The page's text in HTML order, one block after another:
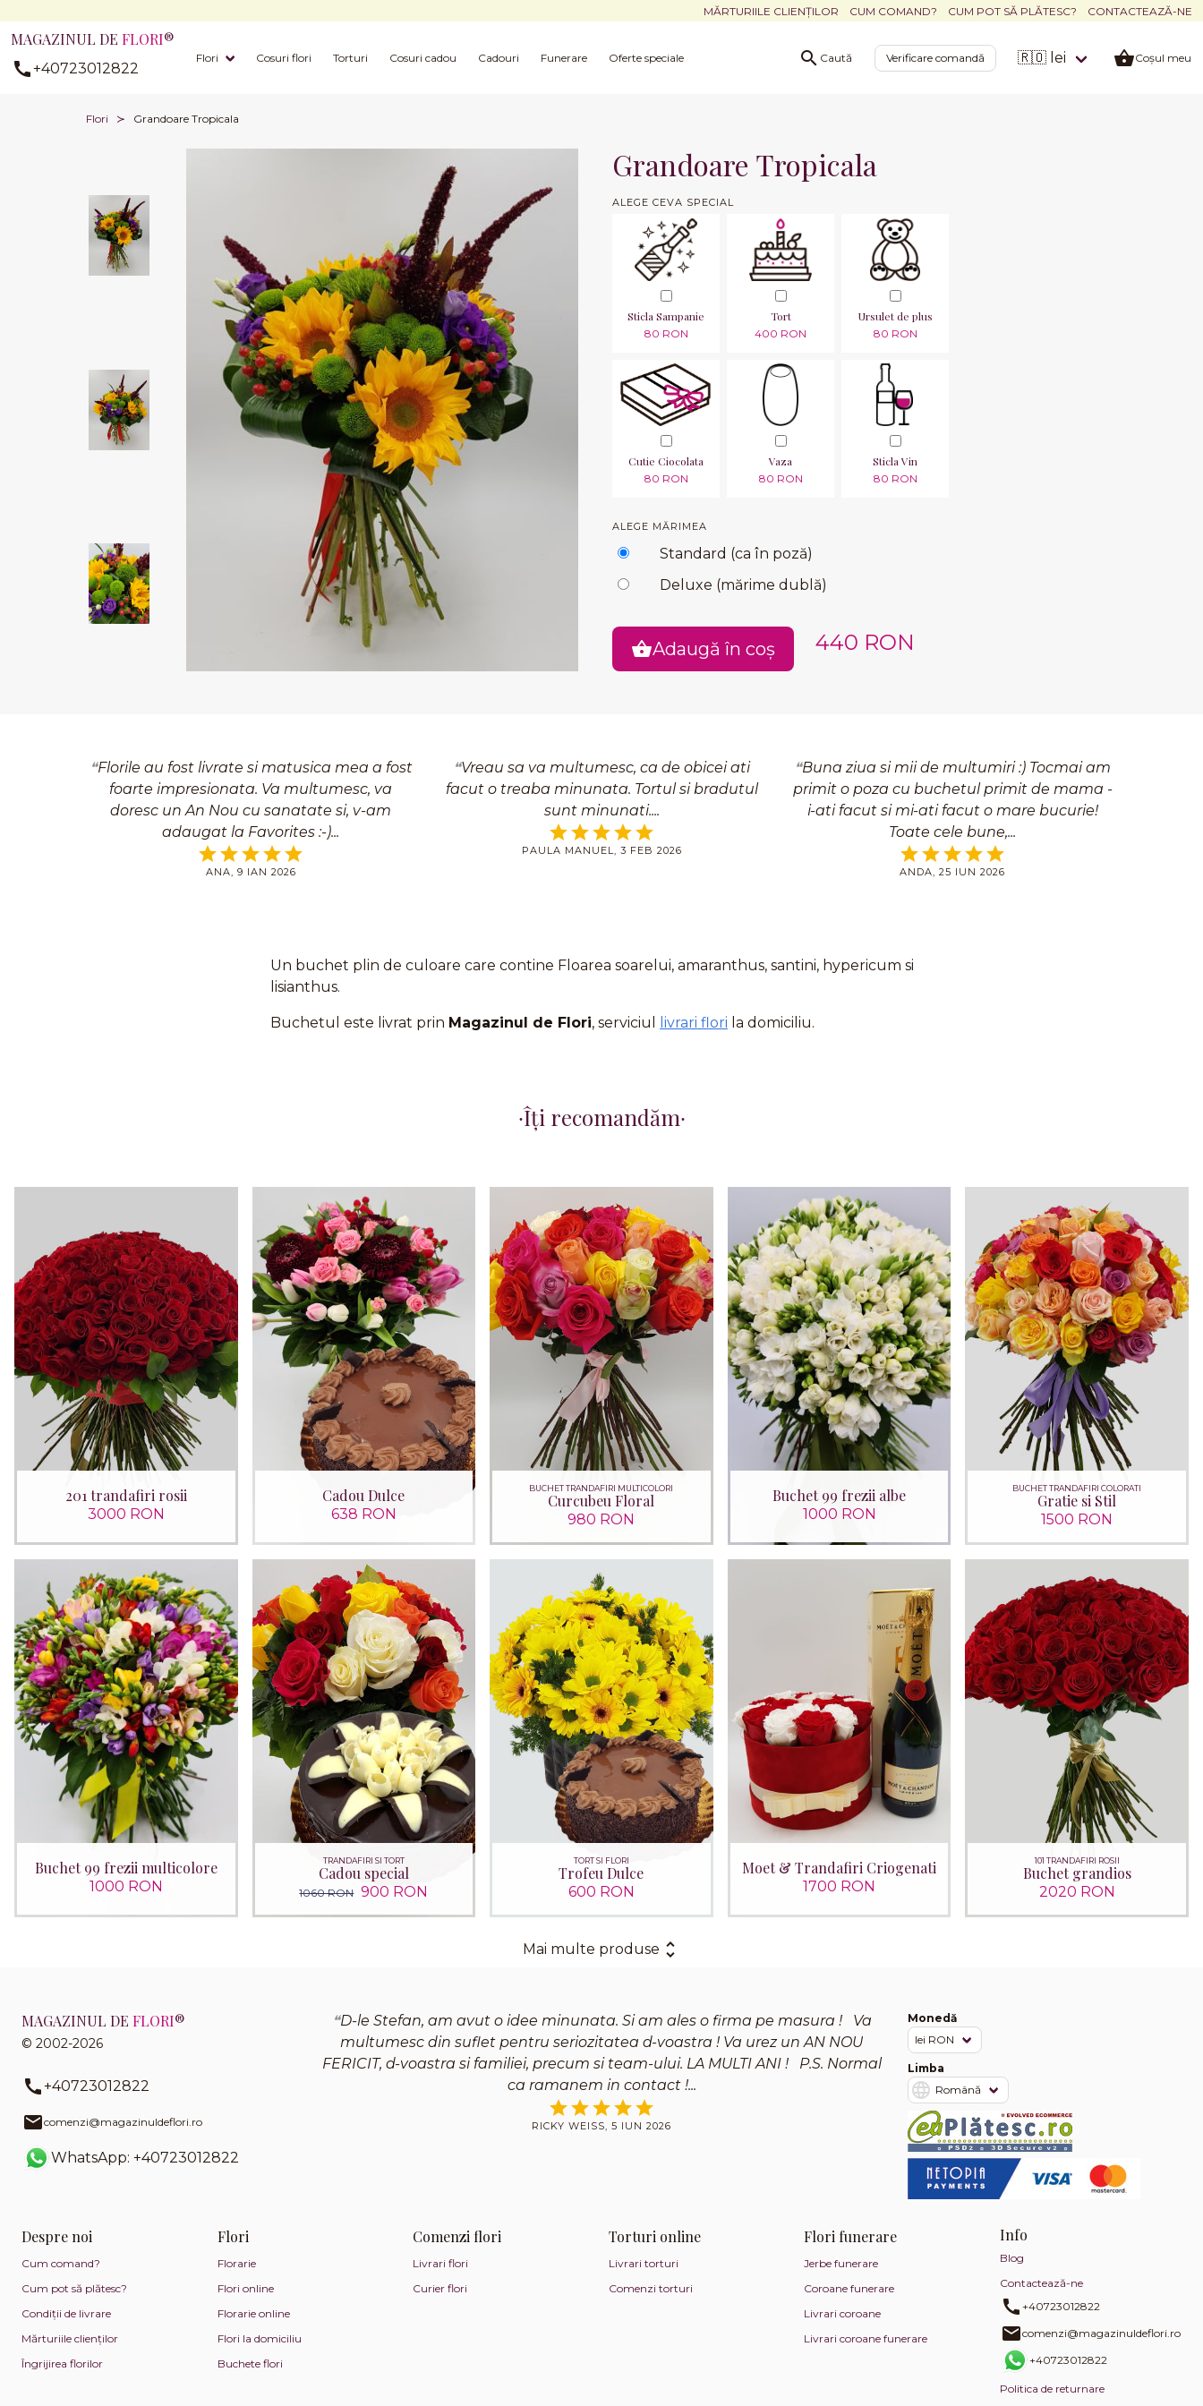
MĂRTURIILE CLIENȚILOR CUM COMAND? CUM POT SĂ PLĂTESC? CONTACTEAZĂ-NE
MAGAZINUL DE FLORI®
+40723012822
Flori Cosuri flori Torturi Cosuri cadou Cadouri Funerare Oferte speciale Caută Verificare comandă 🇷🇴 lei Coșul meu
Flori Grandoare Tropicala
Grandoare Tropicala
ALEGE CEVA SPECIAL
Sticla Sampanie
80 RON
Tort
400 RON
Ursulet de plus
80 RON
Cutie Ciocolata
80 RON
Vaza
80 RON
Sticla Vin
80 RON
ALEGE MĂRIMEA
Standard (ca în poză)
Deluxe (mărime dublă)
Adaugă în coș 440 RON
Florile au fost livrate si matusica mea a fost
foarte impresionata. Va multumesc, va
doresc un An Nou cu sanatate si, v-am
adaugat la Favorites :-)
ANA, 9 IAN 2026
Vreau sa va multumesc, ca de obicei ati
facut o treaba minunata. Tortul si bradutul
sunt minunati.
PAULA MANUEL, 3 FEB 2026
Buna ziua si mii de multumiri :) Tocmai am
primit o poza cu buchetul primit de mama -
i-ati facut si mi-ati facut o mare bucurie!
Toate cele bune,
ANDA, 25 IUN 2026
Un buchet plin de culoare care contine Floarea soarelui, amaranthus, santini, hypericum si
lisianthus.
Buchetul este livrat prin Magazinul de Flori, serviciul livrari flori la domiciliu.
Îți recomandăm
201 trandafiri rosii
3000 RON
Cadou Dulce
638 RON
BUCHET TRANDAFIRI MULTICOLORI
Curcubeu Floral
980 RON
Buchet 99 frezii albe
1000 RON
BUCHET TRANDAFIRI COLORATI
Gratie si Stil
1500 RON
Buchet 99 frezii multicolore
1000 RON
TRANDAFIRI SI TORT
Cadou special
1060 RON 900 RON
TORT SI FLORI
Trofeu Dulce
600 RON
Moet & Trandafiri Criogenati
1700 RON
101 TRANDAFIRI ROSII
Buchet grandios
2020 RON
Mai multe produse
MAGAZINUL DE FLORI®
© 2002-2026
+40723012822
comenzi@magazinuldeflori.ro
WhatsApp: +40723012822
D-le Stefan, am avut o idee minunata. Si am ales o firma pe masura ! Va
multumesc din suflet pentru seriozitatea d-voastra ! Va urez un AN NOU
FERICIT, d-voastra si familiei, precum si team-ului. LA MULTI ANI ! P.S. Normal
ca ramanem in contact !
RICKY WEISS, 5 IUN 2026
Monedă
Limba
Despre noi
Cum comand?
Cum pot să plătesc?
Condiții de livrare
Mărturiile clienților
Îngrijirea florilor
Flori
Florarie
Flori online
Florarie online
Flori la domiciliu
Buchete flori
Comenzi flori
Livrari flori
Curier flori
Torturi online
Livrari torturi
Comenzi torturi
Flori funerare
Jerbe funerare
Coroane funerare
Livrari coroane
Livrari coroane funerare
Info
Blog
Contactează-ne
+40723012822
comenzi@magazinuldeflori.ro
+40723012822
Politica de returnare